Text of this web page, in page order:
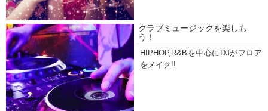
クラブミュージックを楽しも
う！
HIPHOP,R&Bを中心にDJがフロア
をメイク!!